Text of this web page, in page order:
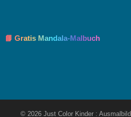
📘 Gratis Mandala-Malbuch
© 2026 Just Color Kinder :